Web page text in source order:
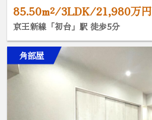
85.50m²/3LDK/21,980万円
京王新線「初台」駅 徒歩5分
角部屋